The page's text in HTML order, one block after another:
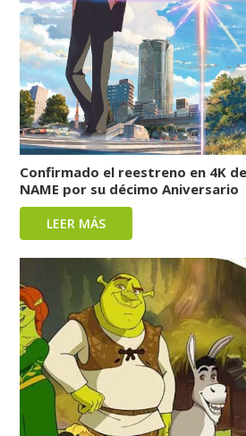
Confirmado el reestreno en 4K
NAME por su décimo Aniversario
LEER MÁS